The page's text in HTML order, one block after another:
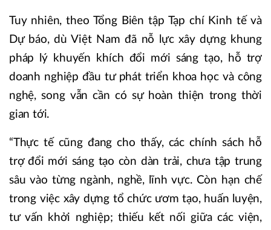
Tuy nhiên, theo Tổng Biên tập Tạp chí Kinh tế và
Dự báo, dù Việt Nam đã nỗ lực xây dựng khung
pháp lý khuyến khích đổi mới sáng tạo, hỗ trợ
doanh nghiệp đầu tư phát triển khoa học và công
nghệ, song vẫn cần có sự hoàn thiện trong thời
gian tới.
“Thực tế cũng đang cho thấy, các chính sách hỗ
trợ đổi mới sáng tạo còn dàn trải, chưa tập trung
sâu vào từng ngành, nghề, lĩnh vực. Còn hạn chế
trong việc xây dựng tổ chức ươm tạo, huấn luyện,
tư vấn khởi nghiệp; thiếu kết nối giữa các viện,